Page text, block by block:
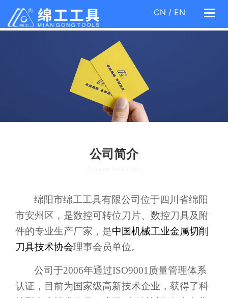
CN / EN
公司简介
绵阳市绵工工具有限公司位于四川省绵阳
市安州区，是数控可转位刀片、数控刀具及附
件的专业生产厂家，是中国机械工业金属切削
刀具技术协会理事会员单位。
公司于2006年通过ISO9001 质量管理体系
认证，目前为国家级高新技术企业，获得了科